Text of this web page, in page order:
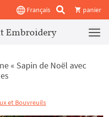
Français panier
Embroidery
« Sapin de Noël avec
et Bouvreuils